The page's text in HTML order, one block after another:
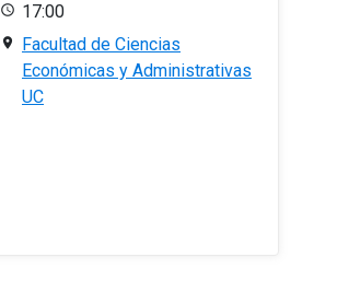
17:00
Facultad de Ciencias
Económicas y Administrativas
UC